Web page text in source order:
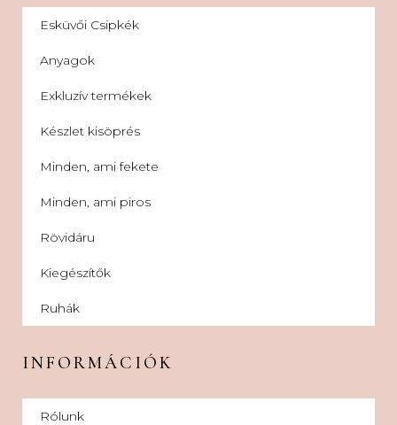
Esküvői Csipkék
Anyagok
Exkluzív termékek
Készlet kisöprés
Minden, ami fekete
Minden, ami piros
Rövidáru
Kiegészítők
Ruhák
INFORMÁCIÓK
Rólunk